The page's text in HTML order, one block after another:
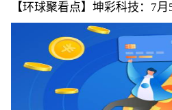
【环球聚看点】坤彩科技：7
融资融券余额4.39亿元